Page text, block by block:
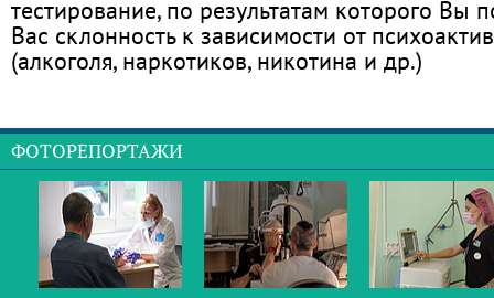
тестирование, по результатам которого Вы
Вас склонность к зависимости от
(алкоголя, наркотиков, никотина и др.)
ФОТОРЕПОРТАЖИ